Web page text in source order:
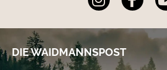
DIE WAIDMANNSPOST